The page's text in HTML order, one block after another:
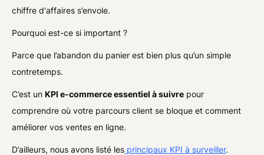
chiffre d'affaires s’envole.
Pourquoi est-ce si important ?
Parce que l’abandon du panier est bien plus qu’un simple
contretemps.
C’est unKPI e-commerce essentiel à suivre pour
comprendre où votre parcours client se bloque et comment
améliorer vos ventes en ligne.
D’ailleurs, nous avons listé les principaux KPI à surveiller.